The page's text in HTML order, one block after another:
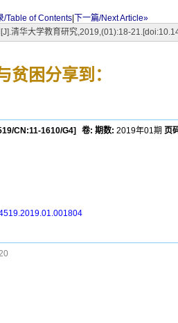
/Table of Contents
下一篇/Next Article»
清华大学教育研究,2019,(01):18-
贫困分享到：
/CN:11-1610/G4] 卷: 期数: 2019年01期 页